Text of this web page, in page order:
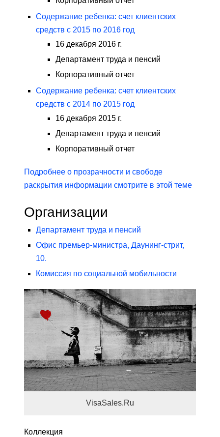
Содержание ребенка: счет клиентских
средств с 2015 по 2016 год
16 декабря 2016 г.
Департамент труда и пенсий
Корпоративный отчет
Содержание ребенка: счет клиентских
средств с 2014 по 2015 год
16 декабря 2015 г.
Департамент труда и пенсий
Корпоративный отчет
Подробнее о прозрачности и свободе
раскрытия информации смотрите в этой теме
Организации
Департамент труда и пенсий
Офис премьер-министра, Даунинг-стрит,
10.
Комиссия по социальной мобильности
VisaSales.Ru
Коллекция